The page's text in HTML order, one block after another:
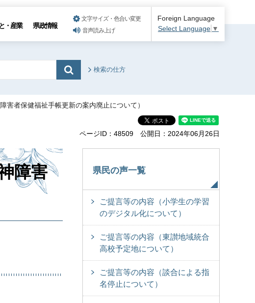
・産業 県政情報
文字サイズ・色合い変更
音声読み上げ
Foreign Language
Select Language ▼
検索の仕方
害者保健福祉手帳更新の案内廃止について）
ページID：48509 公開日：2024年06月26日
障害
県民の声一覧
ご提言等の内容（小学生の学習
のデジタル化について）
ご提言等の内容（東讃地域統合
高校予定地について）
ご提言等の内容（談合による指
名停止について）